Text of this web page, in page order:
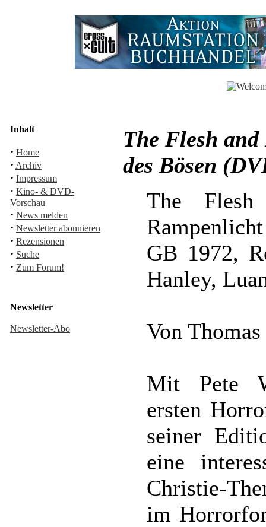
Inhalt
· Home
· Archiv
· Impressum
· Kino- & DVD-
Vorschau
· News melden
· Newsletter abonnieren
· Rezensionen
· Suche
· Zum Forum!
Newsletter
Newsletter-Abo
The Flesh
des Bösen
The
GB 1972,
Hanley,
Von
Mit Pete
ersten
seiner
eine
Christie-
im